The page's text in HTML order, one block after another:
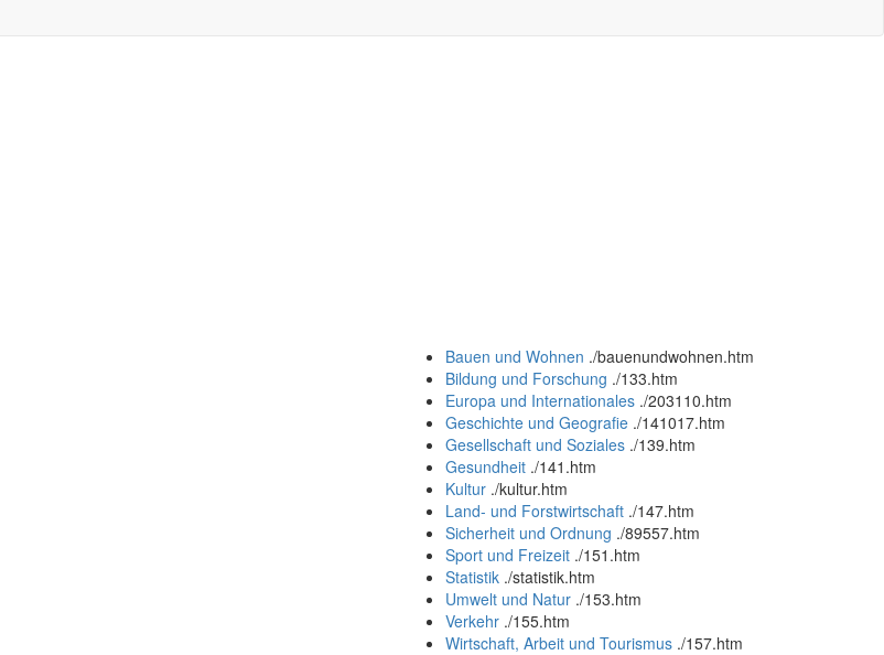
Bauen und Wohnen ./bauenundwohnen.htm
Bildung und Forschung ./133.htm
Europa und Internationales ./203110.htm
Geschichte und Geografie ./141017.htm
Gesellschaft und Soziales ./139.htm
Gesundheit ./141.htm
Kultur ./kultur.htm
Land- und Forstwirtschaft ./147.htm
Sicherheit und Ordnung ./89557.htm
Sport und Freizeit ./151.htm
Statistik ./statistik.htm
Umwelt und Natur ./153.htm
Verkehr ./155.htm
Wirtschaft, Arbeit und Tourismus ./157.htm